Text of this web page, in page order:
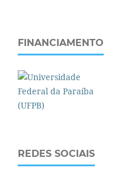
FINANCIAMENTO
REDES SOCIAIS